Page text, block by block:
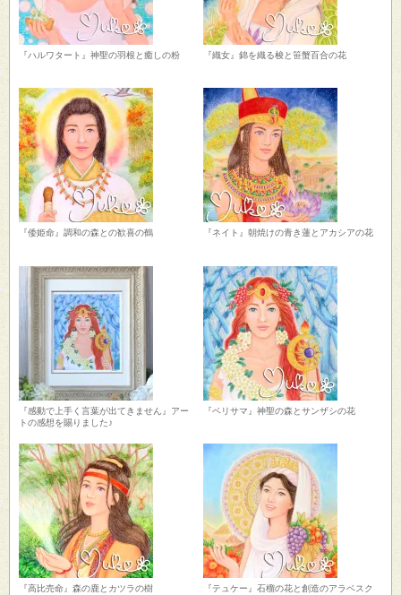
『ハルワタート』神聖の羽根と癒しの粉 『織女』錦を織る梭と笹蟹百合の花
『倭姫命』調和の森との歓喜の鶴 『ネイト』朝焼けの青き蓮とアカシアの花
『感動で上手く言葉が出てきません』アー
トの感想を賜りました♪
『ベリサマ』神聖の森とサンザシの花
『高比売命』森の鹿とカツラの樹 『テュケー』石榴の花と創造のアラベスク